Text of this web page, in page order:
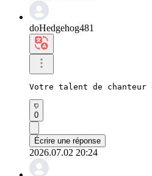
doHedgehog481
Votre talent de
0
Écrire une réponse
2026.07.02 20:24